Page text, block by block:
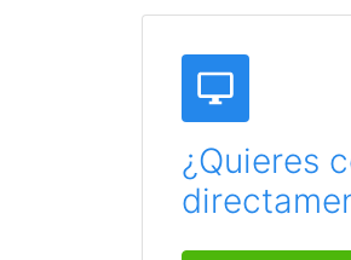
¿Quieres